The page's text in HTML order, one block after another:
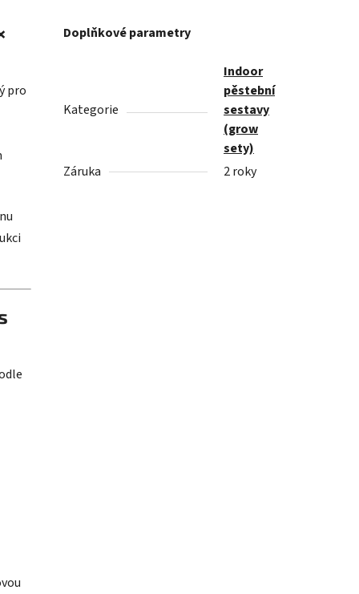
pro
Doplňkové parametry
Kategorie
Indoor
pěstební
sestavy
(grow
sety)
Záruka
2 roky